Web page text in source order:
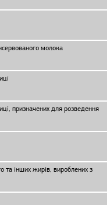
молока
призначених для розведення
та інших жирів, вироблених з